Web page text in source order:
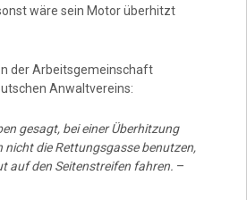
wäre sein Motor überhitzt
der Arbeitsgemeinschaft
Anwaltvereins:
gesagt, bei einer Überhitzung
nicht die Rettungsgasse benutzen,
auf den Seitenstreifen fahren. –